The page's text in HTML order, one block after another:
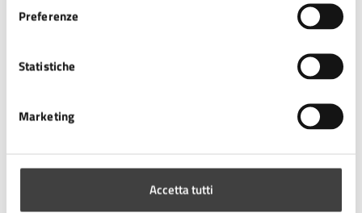
Preferenze
Statistiche
Marketing
Accetta tutti
Costi
Gratuito
PROGRAMMA DICEMBRE (2) (JPG)